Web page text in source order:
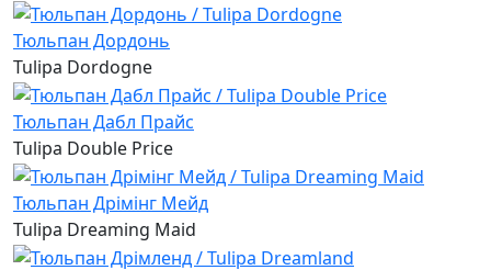
Тюльпан Дордонь
Tulipa Dordogne
Тюльпан Дабл Прайс
Tulipa Double Price
Тюльпан Дрімінг Мейд
Tulipa Dreaming Maid